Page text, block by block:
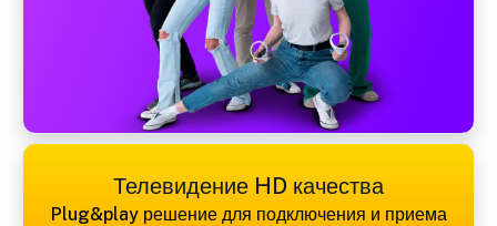
Телевидение HD качества
Plug&play решение для подключения и приема